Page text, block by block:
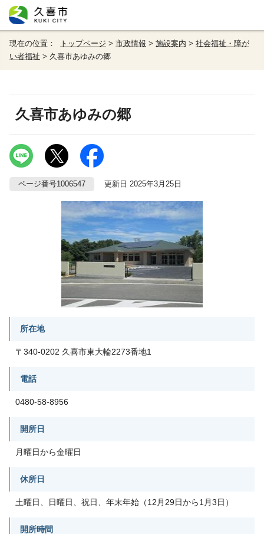
現在の位置： トップページ > 市政情報 > 施設案内 > 社会福祉・障が
い者福祉 > 久喜市あゆみの郷
久喜市あゆみの郷
ページ番号1006547 更新日 2025年3月25日
所在地
〒340-0202 久喜市東大輪2273番地1
電話
0480-58-8956
開所日
月曜日から金曜日
休所日
土曜日、日曜日、祝日、年末年始（12月29日から1月3日）
開所時間